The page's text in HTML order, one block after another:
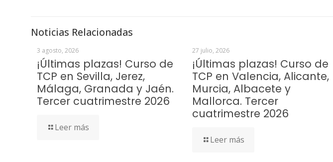
Noticias Relacionadas
3 agosto, 2026
¡Últimas plazas! Curso de
TCP en Sevilla, Jerez,
Málaga, Granada y Jaén.
Tercer cuatrimestre 2026
Leer más
27 julio, 2026
¡Últimas plazas! Curso de
TCP en Valencia, Alicante,
Murcia, Albacete y
Mallorca. Tercer
cuatrimestre 2026
Leer más